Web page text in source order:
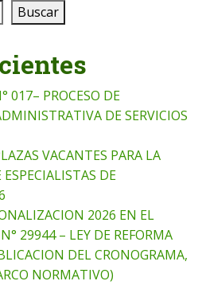
Buscar
017– PROCESO DE
DE SERVICIOS
VACANTES PARA LA
DE
2026 EN EL
29944 – LEY DE REFORMA
DEL CRONOGRAMA,
NORMATIVO)